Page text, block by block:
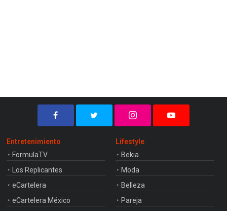
Entretenimiento
FormulaTV
Los Replicantes
eCartelera
eCartelera México
Lifestyle
Bekia
Moda
Belleza
Pareja